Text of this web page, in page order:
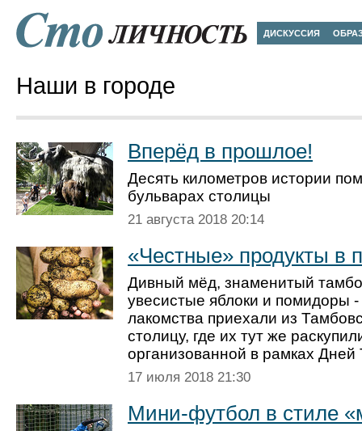
ДИСКУССИЯ
Наши в городе
Вперёд в прошлое!
Десять километров истории
бульварах столицы
21 августа 2018 20:14
«Честные» продукты в
Дивный мёд, знаменитый
увесистые яблоки и помидоры -
лакомства приехали из
столицу, где их тут же
организованной в рамках Дней
17 июля 2018 21:30
Мини-футбол в стиле